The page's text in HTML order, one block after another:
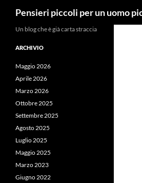
Pensieri piccoli per un uomo
Un blog che è già carta straccia
ARCHIVIO
Maggio 2026
Aprile 2026
Marzo 2026
Ottobre 2025
Settembre 2025
Agosto 2025
Luglio 2025
Maggio 2025
Marzo 2023
Giugno 2022